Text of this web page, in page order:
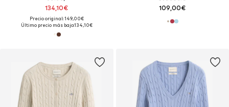
134,10€
Precio original: 149,00€
Último precio más bajo:134,10€
109,00€